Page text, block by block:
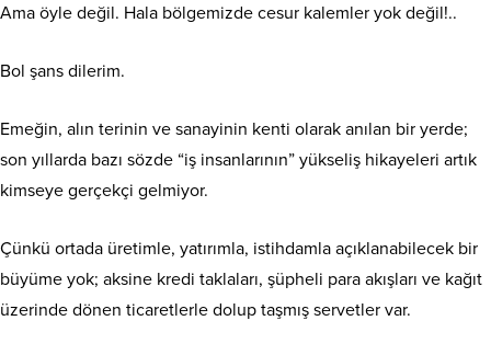
Ama öyle değil. Hala bölgemizde cesur kalemler yok değil!..
Bol şans dilerim.
Emeğin, alın terinin ve sanayinin kenti olarak anılan bir yerde;
son yıllarda bazı sözde “iş insanlarının” yükseliş hikayeleri artık
kimseye gerçekçi gelmiyor.
Çünkü ortada üretimle, yatırımla, istihdamla açıklanabilecek bir
büyüme yok; aksine kredi taklaları, şüpheli para akışları ve kağıt
üzerinde dönen ticaretlerle dolup taşmış servetler var.